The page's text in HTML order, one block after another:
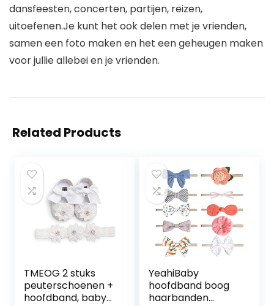
dansfeesten, concerten, partijen, reizen,
uitoefenen.Je kunt het ook delen met je vrienden,
samen een foto maken en het een geheugen maken
voor jullie allebei en je vrienden.
Related Products
TMEOG 2 stuks
peuterschoenen +
hoofdband, baby
YeahiBaby
hoofdband boog
haarbanden